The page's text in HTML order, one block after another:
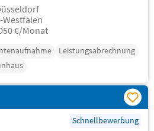
€/Monat
Leistungsabrechnung
Schnellbewerbung